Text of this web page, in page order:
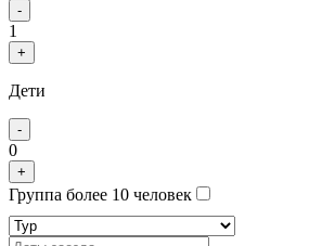
-
1
+
Дети
-
0
+
Группа более 10 человек